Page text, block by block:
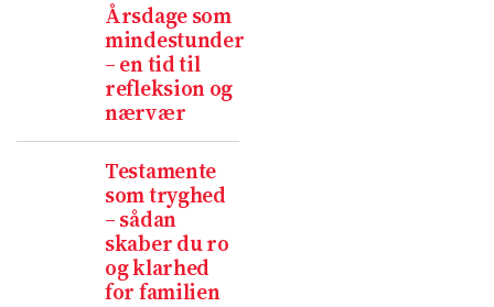
Årsdage som
mindestunder
– en tid til
refleksion og
nærvær
Testamente
som tryghed
– sådan
skaber du ro
og klarhed
for familien